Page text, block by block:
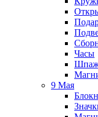
Часы
9 Мая